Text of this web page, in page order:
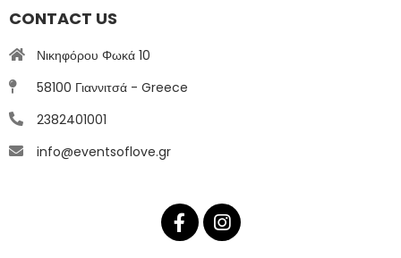
CONTACT US
Νικηφόρου Φωκά 10
58100 Γιαννιτσά - Greece
2382401001
info@eventsoflove.gr